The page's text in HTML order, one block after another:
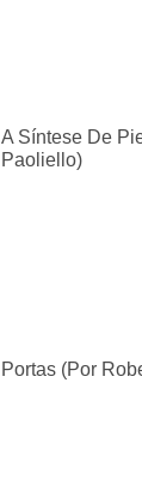
A Síntese De
Paoliello)
Portas (por